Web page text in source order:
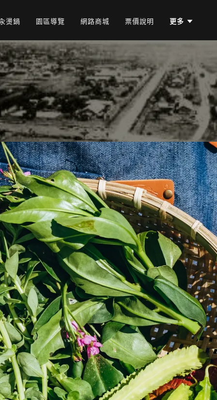
燙鍋 園區導覽 網路商城 票價說明 更多